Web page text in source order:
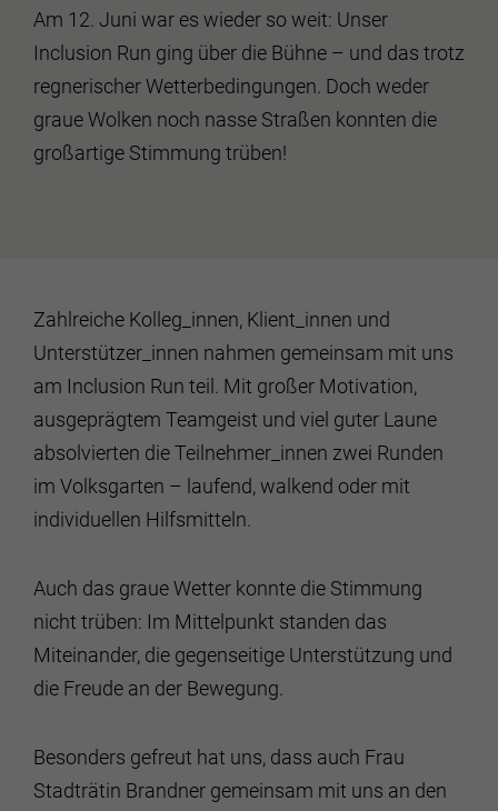
Am 12. Juni war es wieder so weit: Unser
Inclusion Run ging über die Bühne – und das trotz
regnerischer Wetterbedingungen. Doch weder
graue Wolken noch nasse Straßen konnten die
großartige Stimmung trüben!
Zahlreiche Kolleg_innen, Klient_innen und
Unterstützer_innen nahmen gemeinsam mit uns
am Inclusion Run teil. Mit großer Motivation,
ausgeprägtem Teamgeist und viel guter Laune
absolvierten die Teilnehmer_innen zwei Runden
im Volksgarten – laufend, walkend oder mit
individuellen Hilfsmitteln.
Auch das graue Wetter konnte die Stimmung
nicht trüben: Im Mittelpunkt standen das
Miteinander, die gegenseitige Unterstützung und
die Freude an der Bewegung.
Besonders gefreut hat uns, dass auch Frau
Stadträtin Brandner gemeinsam mit uns an den